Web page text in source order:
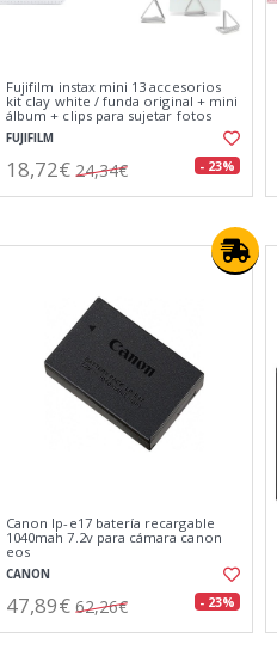
Fujifilm instax mini 13 accesorios
kit clay white / funda original + mini
álbum + clips para sujetar fotos
FUJIFILM
18,72€ 24,34€ - 23%
Canon lp-e17 batería recargable
1040mah 7.2v para cámara canon
eos
CANON
47,89€ 62,26€ - 23%